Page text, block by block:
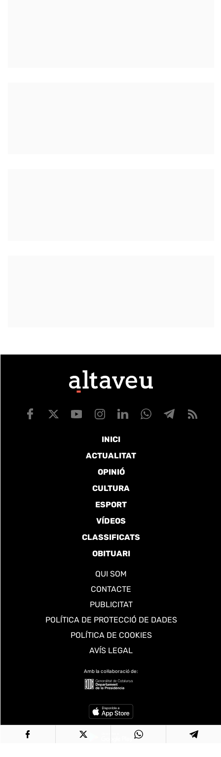
INICI
ACTUALITAT
OPINIÓ
CULTURA
ESPORT
VÍDEOS
CLASSIFICATS
OBITUARI
QUI SOM
CONTACTE
PUBLICITAT
POLÍTICA DE PROTECCIÓ DE DADES
POLÍTICA DE COOKIES
AVÍS LEGAL
Amb la col·laboració de: